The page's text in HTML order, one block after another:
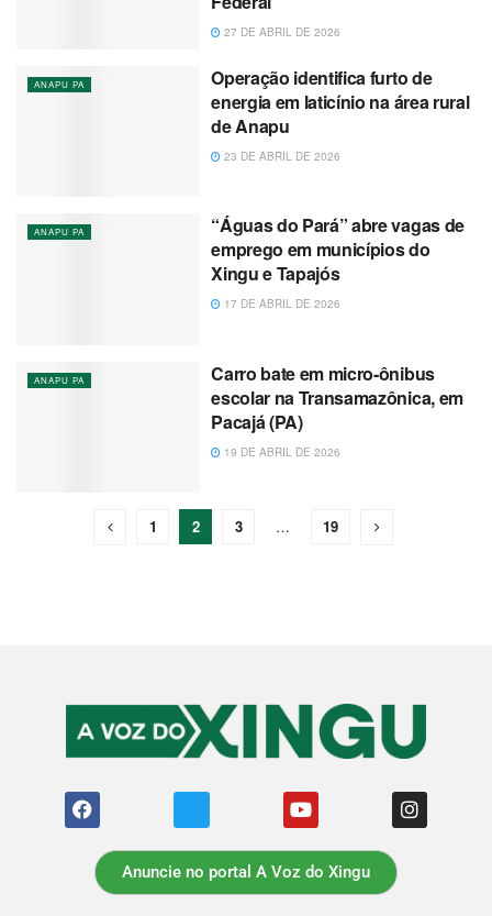
27 DE ABRIL DE 2026
ANAPU PA
Operação identifica furto de
energia em laticínio na área rural
de Anapu
23 DE ABRIL DE 2026
ANAPU PA
“Águas do Pará” abre vagas de
emprego em municípios do
Xingu e Tapajós
17 DE ABRIL DE 2026
ANAPU PA
Carro bate em micro-ônibus
escolar na Transamazônica, em
Pacajá (PA)
19 DE ABRIL DE 2026
1 2 3 … 19
Anuncie no portal A Voz do Xingu